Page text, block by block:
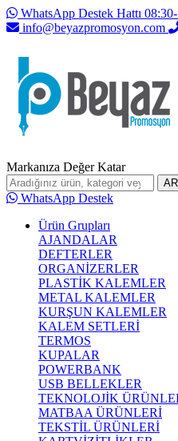
WhatsApp Destek Hattı
info@beyazpromosyon.com
Markanıza Değer Katar
WhatsApp Destek
Ürün Grupları
AJANDALAR
DEFTERLER
ORGANİZERLER
PLASTİK KALEMLER
METAL KALEMLER
KURŞUN KALEMLER
KALEM SETLERİ
TERMOS
KUPALAR
POWERBANK
USB BELLEKLER
TEKNOLOJİK
MATBAA ÜRÜNLERİ
TEKSTİL ÜRÜNLERİ